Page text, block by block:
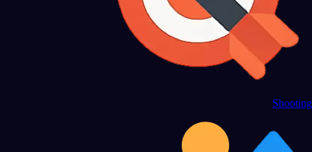
Shooting